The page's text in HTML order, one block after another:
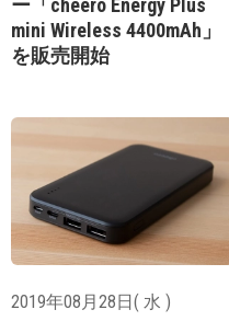
mini Wireless 4400mAh」
を販売開始
2019年08月28日( 水 )